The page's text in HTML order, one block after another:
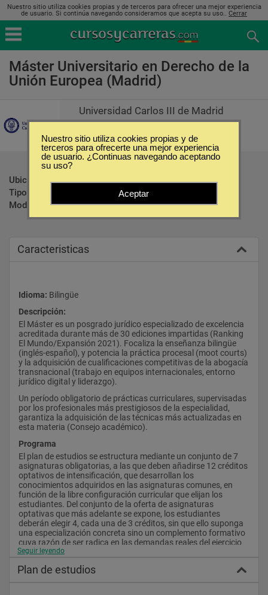
Nuestro sitio utiliza cookies propias y de terceros para ofrecer una mejor experiencia
de usuario. Si continúa navegando consideramos que acepta su uso.. Cerrar
Máster Universitario en Derecho de la
Unión Europea (Madrid)
Universidad Carlos III de Madrid
Ubicación:
Madrid
Tipo:
Modalidad:
Presencial
Caracteristicas
Idioma: Bilingüe
Descripción:
El Máster es un posgrado jurídico especializado de excelencia
acreditada durante más de 30 ediciones impartidas (Ranking
El Mundo/Expansión 2021). Focaliza la enseñanza bilingüe
(inglés-español), y potencia la práctica procesal (moot courts)
y la adquisición de cualificaciones competitivas de la abogacía
transnacional (trabajo en equipos internacionales, entorno
jurídico digital y liderazgo).
Un período obligatorio de prácticas curriculares, supervisadas
por los profesionales más prestigiosos de la especialidad,
garantiza la adquisición de las técnicas más actualizadas en
esta materia (Consejo académico).
Programa
El plan de estudios se estructura mediante un conjunto de 7
asignaturas obligatorias, a las que deben añadirse 12 créditos
optativos de intensificación, que desarrollan los
conocimientos adquiridos en las asignaturas comunes, en
función de la libre configuración curricular que elijan los
estudiantes. Del conjunto de la oferta de asignaturas
optativas que más adelante se expone, los estudiantes
deberán elegir 4, cada una de 3 créditos, sin que ello suponga
una especialización concreta sino un complemento formativo
cuya razón de ser radica en las demandas reales del ejercicio
profesional en el ámbito del Derecho de la UE.
Asimismo, el plan de estudios incluye 30 créditos de prácticas
Seguir leyendo
Plan de estudios
Nuestro sitio utiliza cookies propias y de
terceros para ofrecerte una mejor experiencia
de usuario. ¿Continuas navegando aceptando
su uso?
Aceptar